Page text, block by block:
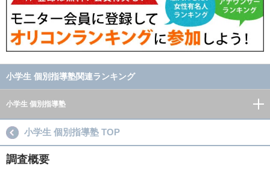
小学生 個別指導塾関連ランキング
小学生 個別指導塾
小学生 個別指導塾 TOP
調査概要